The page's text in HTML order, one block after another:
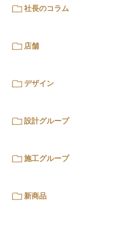
社長のコラム
店舗
デザイン
設計グループ
施工グループ
新商品